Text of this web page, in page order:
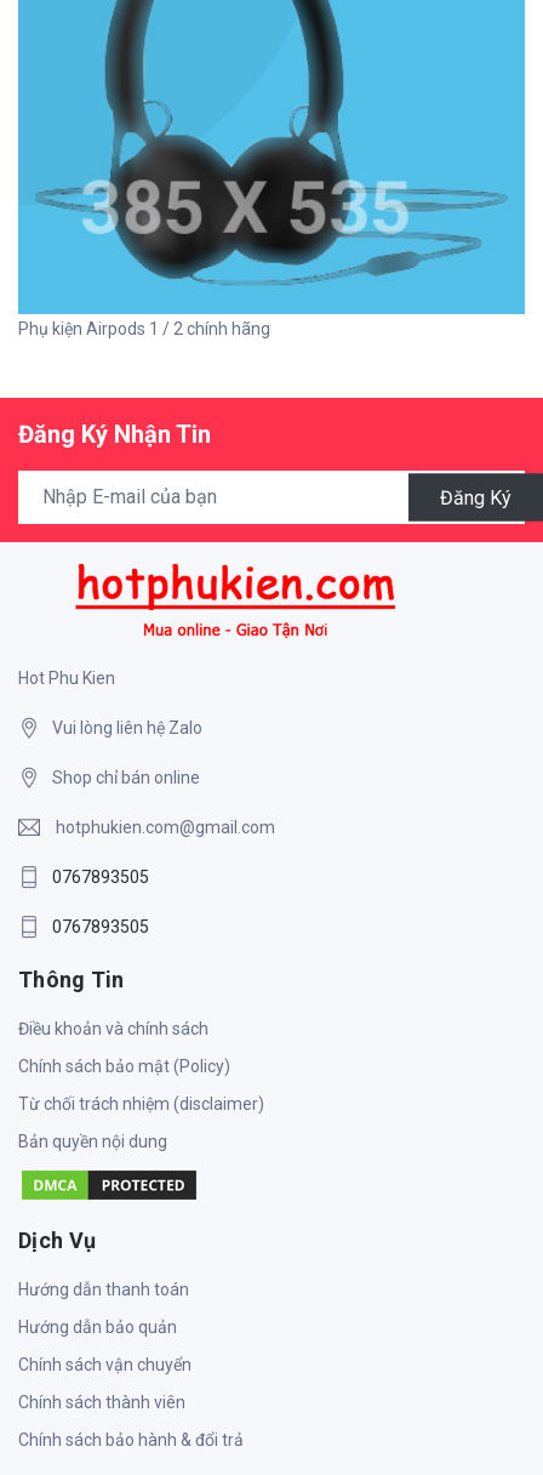
Phụ kiện Airpods 1 / 2 chính hãng
Đăng Ký Nhận Tin
Đăng Ký
Hot Phu Kien
Vui lòng liên hệ Zalo
Shop chỉ bán online
hotphukien.com@gmail.com
0767893505
0767893505
Thông Tin
Điều khoản và chính sách
Chính sách bảo mật (Policy)
Từ chối trách nhiệm (disclaimer)
Bản quyền nội dung
Dịch Vụ
Hướng dẫn thanh toán
Hướng dẫn bảo quản
Chính sách vận chuyển
Chính sách thành viên
Chính sách bảo hành & đổi trả